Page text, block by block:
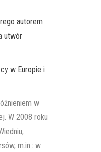
autorem
utwór
w Europie i
w
W 2008 roku
m.in.: w